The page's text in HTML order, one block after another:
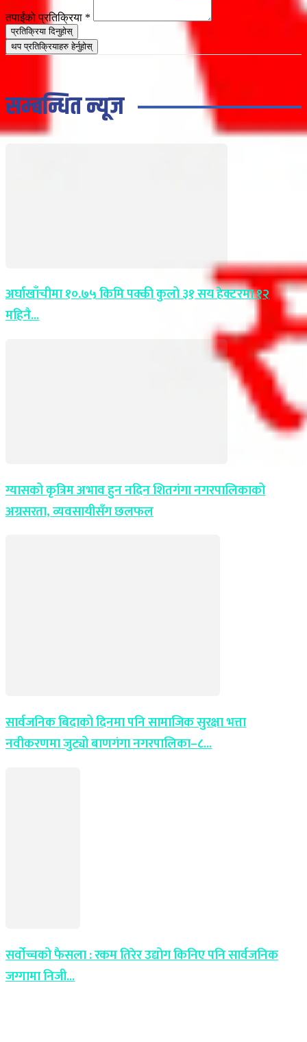
तपाईंको प्रतिक्रिया *
प्रतिक्रिया दिनुहोस्
थप प्रतिक्रियाहरु हेर्नुहोस्
सम्बन्धित न्यूज
अर्घाखाँचीमा १०.७५ किमि पक्की कुलो ३१ सय हेक्टरमा १२
महिनै...
ग्यासको कृत्रिम अभाव हुन नदिन शितगंगा नगरपालिकाको
अग्रसरता, व्यवसायीसँग छलफल
सार्वजनिक बिदाको दिनमा पनि सामाजिक सुरक्षा भत्ता
नवीकरणमा जुट्यो बाणगंगा नगरपालिका–८...
सर्वोच्चको फैसला : रकम तिरेर उद्योग किनिए पनि सार्वजनिक
जग्गामा निजी...